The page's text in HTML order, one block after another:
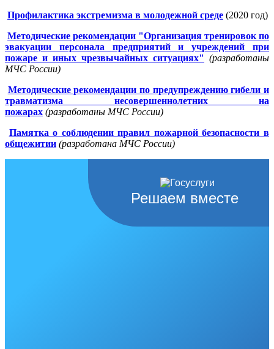
Профилактика экстремизма в молодежной среде (2020 год)
Методические рекомендации "Организация тренировок по
эвакуации персонала предприятий и учреждений при
пожаре и иных чрезвычайных ситуациях" (разработаны
МЧС России)
Методические рекомендации по предупреждению гибели и
травматизма несовершеннолетних на
пожарах (разработаны МЧС России)
Памятка о соблюдении правил пожарной безопасности в
общежитии (разработана МЧС России)
Решаем вместе